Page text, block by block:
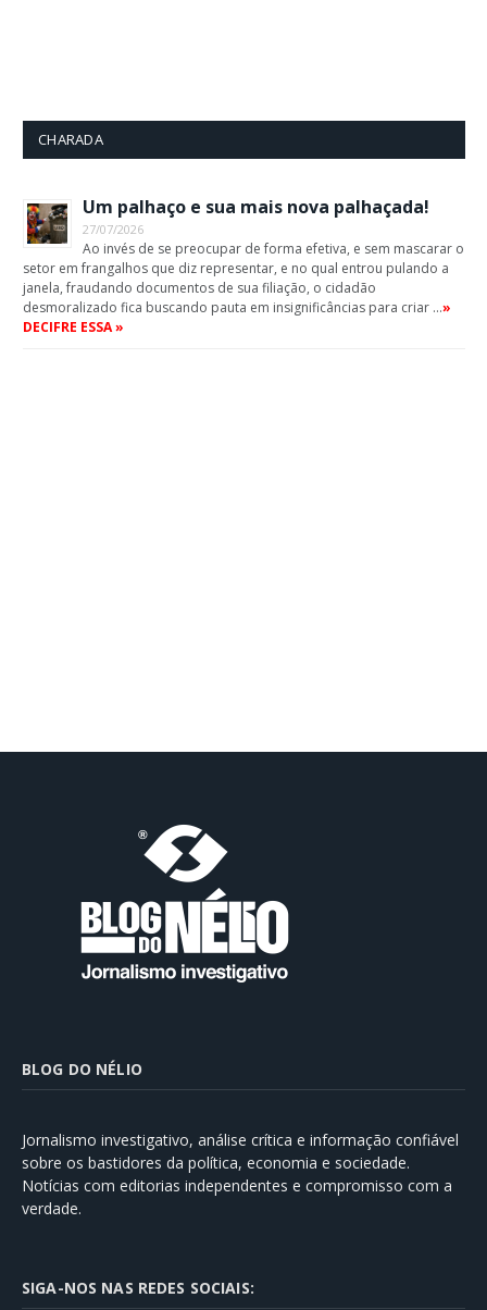
CHARADA
Um palhaço e sua mais nova palhaçada!
27/07/2026
Ao invés de se preocupar de forma efetiva, e sem mascarar o
setor em frangalhos que diz representar, e no qual entrou pulando a
janela, fraudando documentos de sua filiação, o cidadão
desmoralizado fica buscando pauta em insignificâncias para criar …»
DECIFRE ESSA »
BLOG DO NÉLIO
Jornalismo investigativo, análise crítica e informação confiável
sobre os bastidores da política, economia e sociedade.
Notícias com editorias independentes e compromisso com a
verdade.
SIGA-NOS NAS REDES SOCIAIS: